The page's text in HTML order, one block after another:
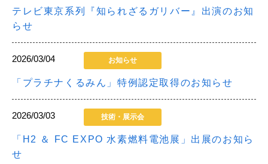
テレビ東京系列『知られざるガリバー』出演のお知
らせ
2026/03/04 お知らせ
「プラチナくるみん」特例認定取得のお知らせ
2026/03/03 技術・展示会
「H2 ＆ FC EXPO 水素燃料電池展」出展のお知ら
せ